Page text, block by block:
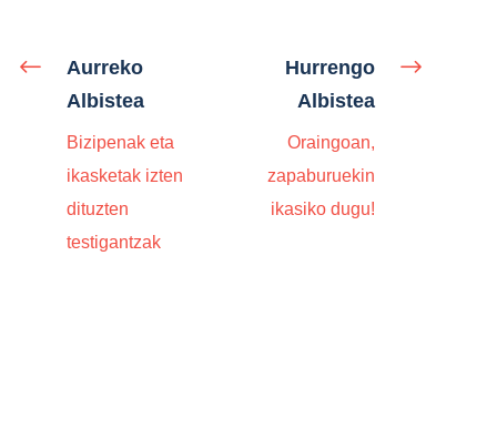
Aurreko
Albistea
Bizipenak eta
ikasketak izten
dituzten
testigantzak
Hurrengo
Albistea
Oraingoan,
zapaburuekin
ikasiko dugu!